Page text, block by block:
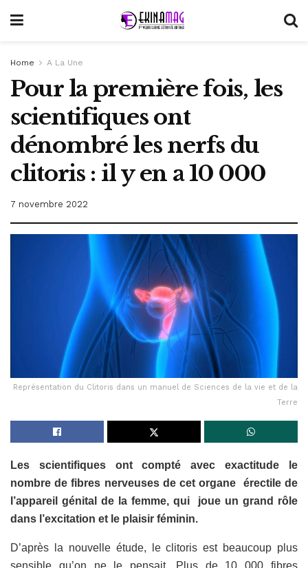
Home A La Une
Pour la première fois, les
scientifiques ont
dénombré les nerfs du
clitoris : il y en a 10 000
7 novembre 2022
Représentation du Clitoris dans un manuel de Sciences de la vie et de la
Terre
Les scientifiques ont compté avec exactitude le
nombre de fibres nerveuses de cet organe érectile de
l’appareil génital de la femme, qui joue un grand rôle
dans l’excitation et le plaisir féminin.
D’après la nouvelle étude, le clitoris est beaucoup plus
sensible qu’on ne le pensait. Plus de 10 000 fibres